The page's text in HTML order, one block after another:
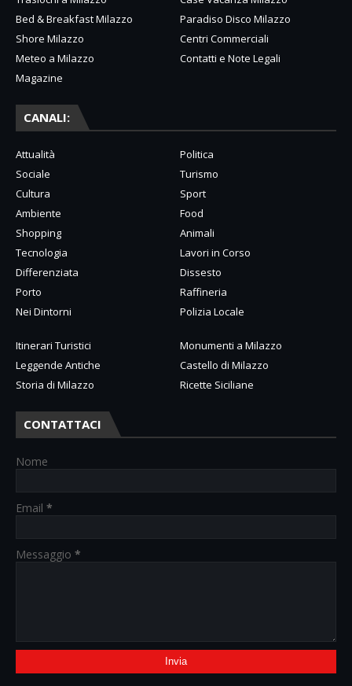
Bed & Breakfast Milazzo
Paradiso Disco Milazzo
Shore Milazzo
Centri Commerciali
Meteo a Milazzo
Contatti e Note Legali
Magazine
CANALI:
Attualità
Politica
Sociale
Turismo
Cultura
Sport
Ambiente
Food
Shopping
Animali
Tecnologia
Lavori in Corso
Differenziata
Dissesto
Porto
Raffineria
Nei Dintorni
Polizia Locale
Itinerari Turistici
Monumenti a Milazzo
Leggende Antiche
Castello di Milazzo
Storia di Milazzo
Ricette Siciliane
CONTATTACI
Nome
Email *
Messaggio *